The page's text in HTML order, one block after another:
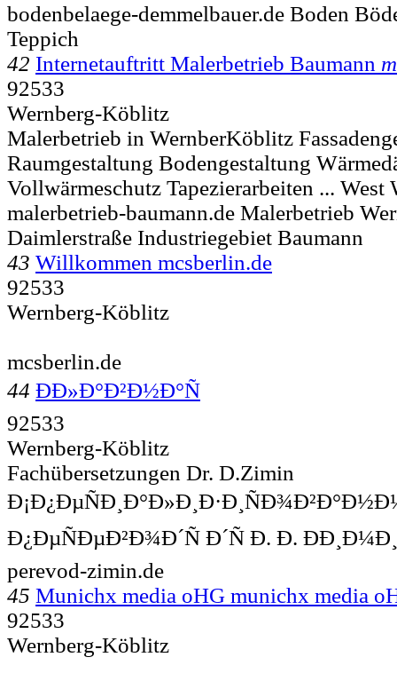
bodenbelaege-demmelbauer.de Boden
Teppich
42 Internetauftritt Malerbetrieb Baumann
92533
Wernberg-Köblitz
Malerbetrieb in WernberKöblitz
Raumgestaltung Bodengestaltung
Vollwärmeschutz Tapezierarbeiten ... West
malerbetrieb-baumann.de Malerbetrieb
Daimlerstraße Industriegebiet Baumann
43 Willkommen mcsberlin.de
92533
Wernberg-Köblitz
mcsberlin.de
44 ÐÐ»Ð°Ð²Ð½Ð°Ñ
92533
Wernberg-Köblitz
Fachübersetzungen Dr. D.Zimin
Ð¿ÐµÑÐµÐ²Ð¾Ð´Ñ Ð´Ñ Ð. Ð.
perevod-zimin.de
45 Munichx media oHG munichx media
92533
Wernberg-Köblitz